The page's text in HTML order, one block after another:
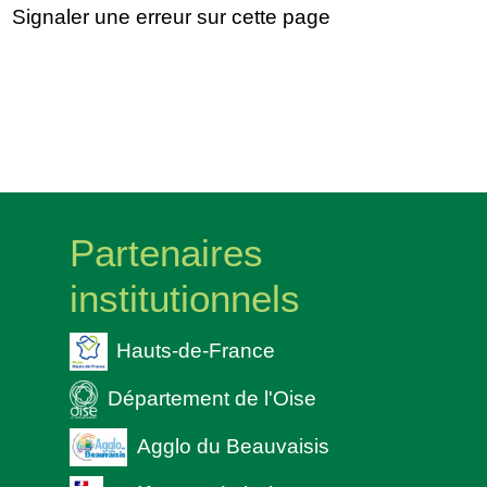
Signaler une erreur sur cette page
Partenaires
institutionnels
Hauts-de-France
Département de l'Oise
Agglo du Beauvaisis